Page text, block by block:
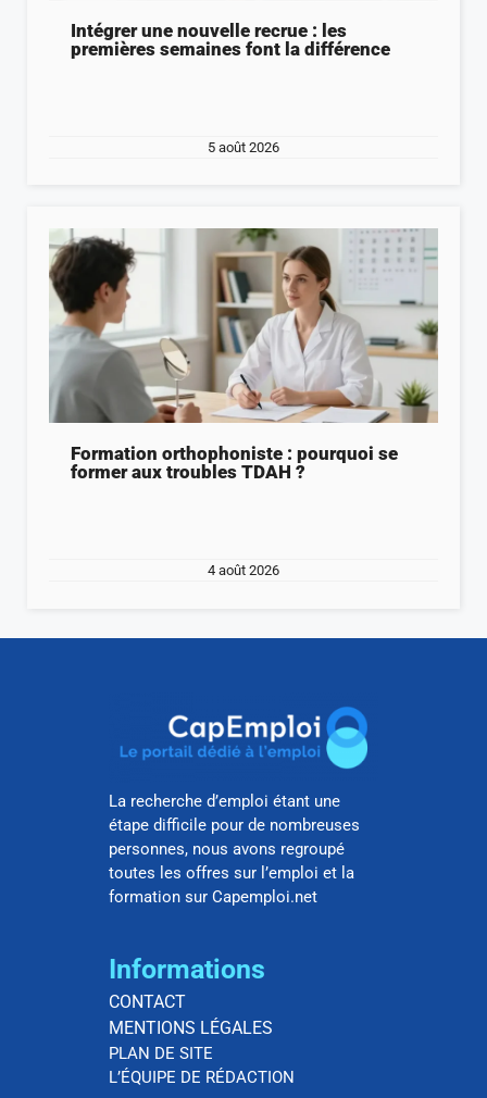
Intégrer une nouvelle recrue : les
premières semaines font la différence
5 août 2026
Formation orthophoniste : pourquoi se
former aux troubles TDAH ?
4 août 2026
La recherche d’emploi étant une
étape difficile pour de nombreuses
personnes, nous avons regroupé
toutes les offres sur l’emploi et la
formation sur Capemploi.net
Informations
CONTACT
MENTIONS LÉGALES
PLAN DE SITE
L’ÉQUIPE DE RÉDACTION